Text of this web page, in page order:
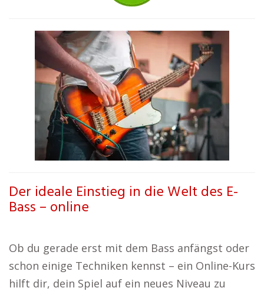
Der ideale Einstieg in die Welt des E-
Bass – online
Ob du gerade erst mit dem Bass anfängst oder
schon einige Techniken kennst – ein Online-Kurs
hilft dir, dein Spiel auf ein neues Niveau zu